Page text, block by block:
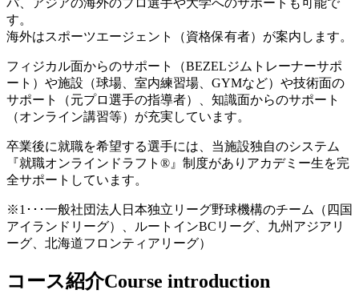
パ、アジアの海外のプロ選手や大学へのサポートも可能で
す。
海外はスポーツエージェント（資格保有者）が案内します。
フィジカル面からのサポート（BEZELジムトレーナーサポ
ート）や施設（球場、室内練習場、GYMなど）や技術面の
サポート（元プロ選手の指導者）、知識面からのサポート
（オンライン講習等）が充実しています。
卒業後に就職を希望する選手には、当施設独自のシステム
『就職オンラインドラフト®』制度がありアカデミー生を完
全サポートしています。
※1･･･一般社団法人日本独立リーグ野球機構のチーム（四国
アイランドリーグ）、ルートインBCリーグ、九州アジアリ
ーグ、北海道フロンティアリーグ）
コース紹介Course introduction